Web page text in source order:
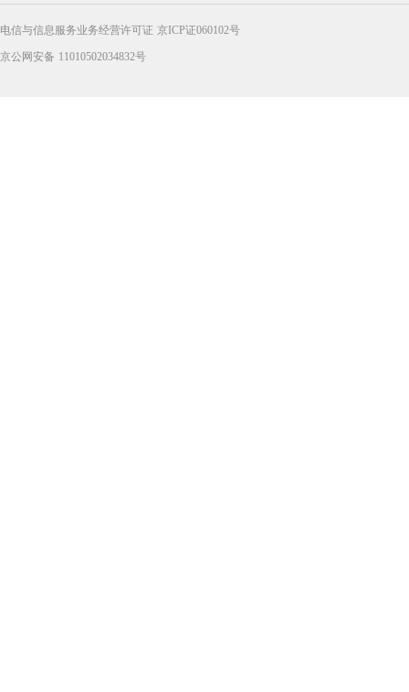
电信与信息服务业务经营许可证 京ICP证060102号
京公网安备 11010502034832号